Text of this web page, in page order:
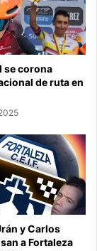
se corona
de ruta en
y Carlos
a Fortaleza